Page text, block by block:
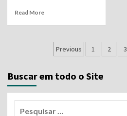
Read More
Navegação
posts
Previous 1 2 3
Buscar em todo o Site